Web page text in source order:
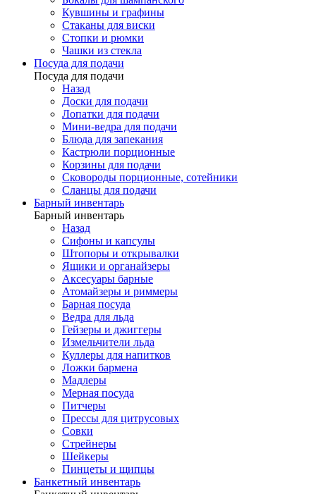
Кувшины и графины
Стаканы для виски
Стопки и рюмки
Чашки из стекла
Посуда для подачи
Посуда для подачи
Назад
Доски для подачи
Лопатки для подачи
Мини-ведра для подачи
Блюда для запекания
Кастрюли порционные
Корзины для подачи
Сковороды порционные, сотейники
Сланцы для подачи
Барный инвентарь
Барный инвентарь
Назад
Сифоны и капсулы
Штопоры и открывалки
Ящики и органайзеры
Аксесуары барные
Атомайзеры и риммеры
Барная посуда
Ведра для льда
Гейзеры и джиггеры
Измельчители льда
Куллеры для напитков
Ложки бармена
Мадлеры
Мерная посуда
Питчеры
Прессы для цитрусовых
Совки
Стрейнеры
Шейкеры
Пинцеты и щипцы
Банкетный инвентарь